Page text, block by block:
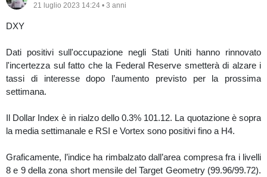
e al 78% long sul dollaro neozelandese, ancora long sullo yen
giapponese con un 73% long in segnale di debolezza ancora
Inesorabile quindi il ribasso di audusd che segna un -1.27% al
momento a 0.6375 e sebbene bisognoso di storni tecnici , resta
palesemente ribassista con i primi livelli di resistenza a 0.6408 e
1.6425
long al 88% trova le prime resistenze a 0.5880 e 0.59 figura, per
finire a 0.5920 livelli degni di essere monitorati in caso di storni
-EQUITY
21 luglio 2023 14:24 • 3 anni
DXY
Dati positivi sull'occupazione negli Stati Uniti hanno rinnovato
l'incertezza sul fatto che la Federal Reserve smetterà di alzare i
tassi di interesse dopo l’aumento previsto per la prossima
settimana.
Il Dollar Index è in rialzo dello 0.3% 101.12. La quotazione è sopra
la media settimanale e RSI e Vortex sono positivi fino a H4.
Graficamente, l’indice ha rimbalzato dall’area compresa fra i livelli
8 e 9 della zona short mensile del Target Geometry (99.96/99.72).